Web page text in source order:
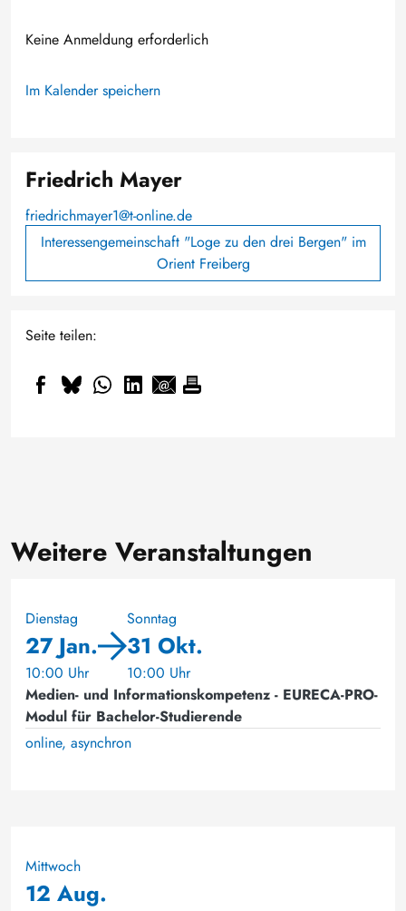
Keine Anmeldung erforderlich
Im Kalender speichern
Friedrich Mayer
friedrichmayer1@t-online.de
Interessengemeinschaft "Loge zu den drei Bergen" im
Orient Freiberg
Seite teilen:
Weitere Veranstaltungen
Dienstag
27 Jan.
10:00 Uhr
Sonntag
31 Okt.
10:00 Uhr
Medien- und Informationskompetenz - EURECA-PRO-
Modul für Bachelor-Studierende
online, asynchron
Mittwoch
12 Aug.